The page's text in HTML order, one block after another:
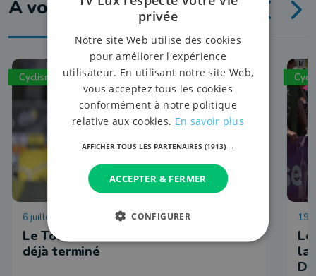
À voir aussi
Cyclisme
6 juillet 2026 à 19:01
Le Tour de France d'Arnaud de Lie
déjà terminé
19
la
privée
Notre site Web utilise des cookies
pour améliorer l'expérience
utilisateur. En utilisant notre site Web,
vous acceptez tous les cookies
conformément à notre politique
relative aux cookies. En savoir plus
AFFICHER TOUS LES PARTENAIRES (1913) →
ACCEPTER & FERMER
CONFIGURER